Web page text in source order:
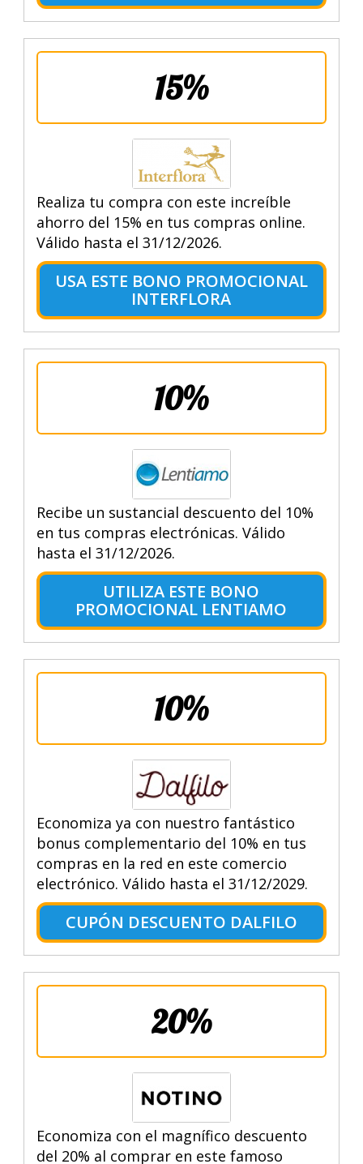
15%
Realiza tu compra con este increíble
ahorro del 15% en tus compras online.
Válido hasta el 31/12/2026.
USA ESTE BONO PROMOCIONAL
INTERFLORA
10%
Recibe un sustancial descuento del 10%
en tus compras electrónicas. Válido
hasta el 31/12/2026.
UTILIZA ESTE BONO
PROMOCIONAL LENTIAMO
10%
Economiza ya con nuestro fantástico
bonus complementario del 10% en tus
compras en la red en este comercio
electrónico. Válido hasta el 31/12/2029.
CUPÓN DESCUENTO DALFILO
20%
Economiza con el magnífico descuento
del 20% al comprar en este famoso